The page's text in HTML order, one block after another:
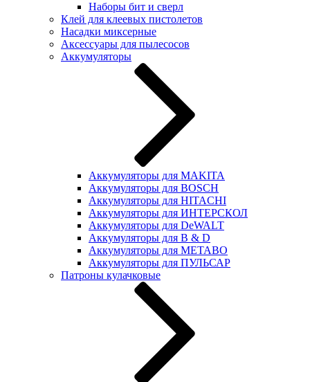
Наборы бит и сверл
Клей для клеевых пистолетов
Насадки миксерные
Аксессуары для пылесосов
Аккумуляторы
Аккумуляторы для MAKITA
Аккумуляторы для BOSCH
Аккумуляторы для HITACHI
Аккумуляторы для ИНТЕРСКОЛ
Аккумуляторы для DeWALT
Аккумуляторы для B & D
Аккумуляторы для METABO
Аккумуляторы для ПУЛЬСАР
Патроны кулачковые